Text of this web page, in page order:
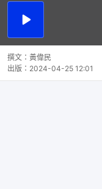
播
撰文： 黃偉民
出版： 2024-04-25 12:01